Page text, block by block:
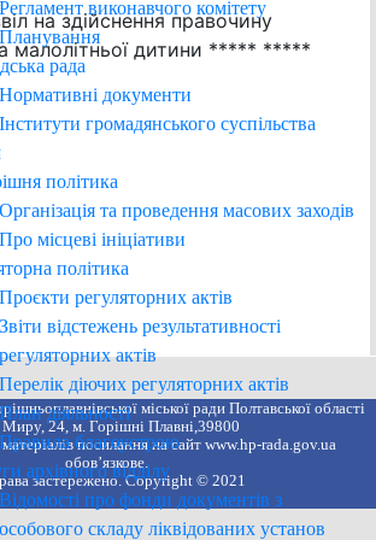
Регламент виконавчого комітету
Планування
рада
Нормативні документи
Інститути громадянського суспільства
політика
Організація та проведення масових заходів
Про місцеві ініціативи
політика
Проєкти регуляторних актів
Звіти відстежень результативності
регуляторних актів
Перелік діючих регуляторних актів
План діяльності
Правила благоустрою
архівного відділу
Відомості про фонди документів з
особового складу ліквідованих установ
на здійснення правочину
малолітньої дитини ***** *****
міської ради Полтавської області
Миру, 24, м. Горішні Плавні,39800
посилання на сайт www.hp-rada.gov.ua
обов’язкове.
застережено. Copyright © 2021